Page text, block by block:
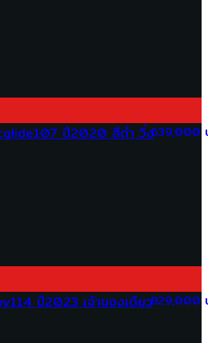
639,000
ปี2020 สีดำ วิ่ง
829,000
ปี2023 เจ้าของเดียว